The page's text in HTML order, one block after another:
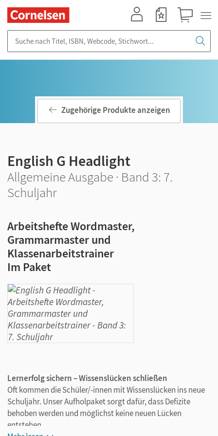
Zugehörige Produkte anzeigen
English G Headlight
Allgemeine Ausgabe · Band 3: 7.
Schuljahr
Arbeitshefte Wordmaster,
Grammarmaster und
Klassenarbeitstrainer
Im Paket
Lernerfolg sichern – Wissenslücken schließen
Oft kommen die Schüler/-innen mit Wissenslücken ins neue
Schuljahr. Unser Aufholpaket sorgt dafür, dass Defizite
behoben werden und möglichst keine neuen Lücken
entstehen.